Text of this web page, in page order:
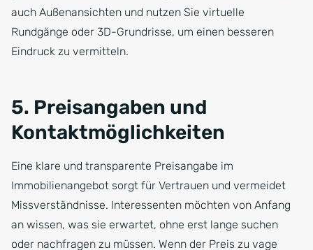
auch Außenansichten und nutzen Sie virtuelle
Rundgänge oder 3D-Grundrisse, um einen besseren
Eindruck zu vermitteln.
5. Preisangaben und
Kontaktmöglichkeiten
Eine klare und transparente Preisangabe im
Immobilienangebot sorgt für Vertrauen und vermeidet
Missverständnisse. Interessenten möchten von Anfang
an wissen, was sie erwartet, ohne erst lange suchen
oder nachfragen zu müssen. Wenn der Preis zu vage